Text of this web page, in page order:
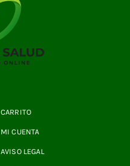
CARRITO
MI CUENTA
AVISO LEGAL